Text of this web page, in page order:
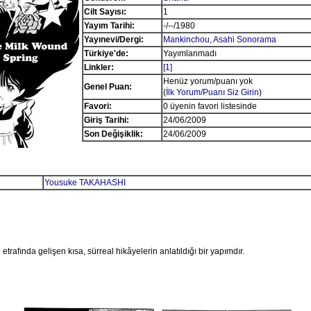
Cilt Sayısı:
1
Yayım Tarihi:
-/--/1980
Yayınevi/Dergi:
Mankinchou,Asahi Sonorama
Türkiye'de:
Yayımlanmadı
Linkler:
[1]
Genel Puan:
Henüz yorum/puanı yok
(İlk Yorum/Puanı Siz Girin)
Favori:
0 üyenin favori listesinde
Giriş Tarihi:
24/06/2009
Son Değişiklik:
24/06/2009
Yousuke TAKAHASHI
etrafında gelişen kısa, sürreal hikâyelerin anlatıldığı bir yapımdır.